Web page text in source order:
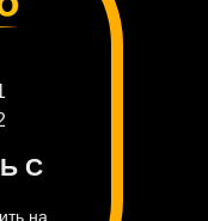
на
С